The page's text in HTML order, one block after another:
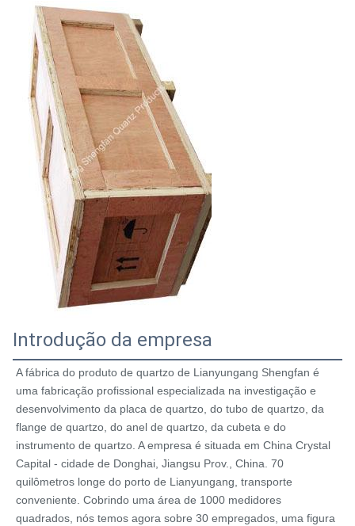
Introdução da empresa
A fábrica do produto de quartzo de Lianyungang Shengfan é
uma fabricação profissional especializada na investigação e
desenvolvimento da placa de quartzo, do tubo de quartzo, da
flange de quartzo, do anel de quartzo, da cubeta e do
instrumento de quartzo. A empresa é situada em China Crystal
Capital - cidade de Donghai, Jiangsu Prov., China. 70
quilômetros longe do porto de Lianyungang, transporte
conveniente. Cobrindo uma área de 1000 medidores
quadrados, nós temos agora sobre 30 empregados, uma figura